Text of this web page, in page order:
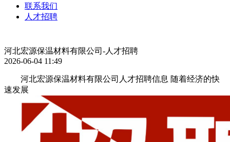
联系我们
人才招聘
河北宏源保温材料有限公司-人才招聘
2026-06-04 11:49
河北宏源保温材料有限公司人才招聘信息 随着经济的快
速发展